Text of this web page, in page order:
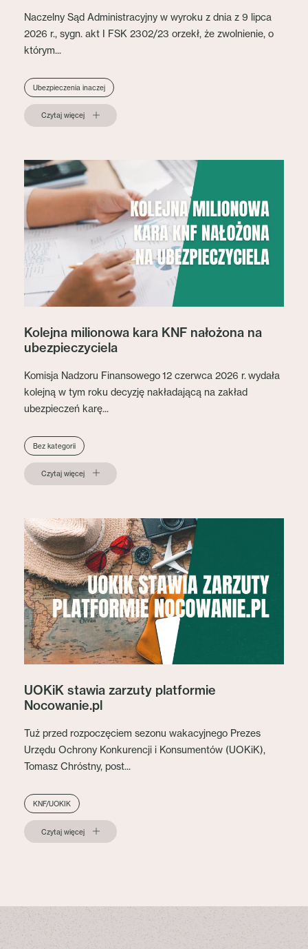
Naczelny Sąd Administracyjny w wyroku z dnia z 9 lipca
2026 r., sygn. akt I FSK 2302/23 orzekł, że zwolnienie, o
którym...
Ubezpieczenia inaczej
Czytaj więcej
Kolejna milionowa kara KNF nałożona na
ubezpieczyciela
Komisja Nadzoru Finansowego 12 czerwca 2026 r. wydała
kolejną w tym roku decyzję nakładającą na zakład
ubezpieczeń karę...
Bez kategorii
Czytaj więcej
UOKiK stawia zarzuty platformie
Nocowanie.pl
Tuż przed rozpoczęciem sezonu wakacyjnego Prezes
Urzędu Ochrony Konkurencji i Konsumentów (UOKiK),
Tomasz Chróstny, post...
KNF/UOKIK
Czytaj więcej